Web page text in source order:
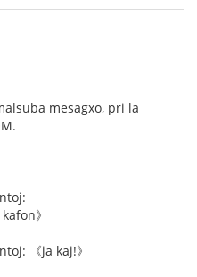
mesagxo, pri la
》
《ja kaj!》